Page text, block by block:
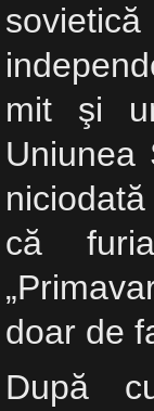
mit şi
Uniunea
că
doar de
După